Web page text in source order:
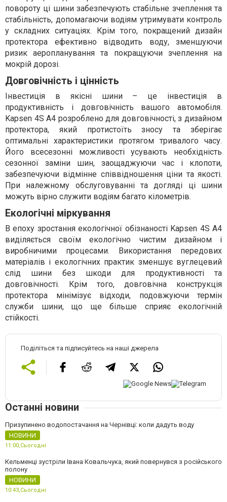
повороту ці шини забезпечують стабільне зчеплення та
стабільність, допомагаючи водіям утримувати контроль
у складних ситуаціях. Крім того, покращений дизайн
протектора ефективно відводить воду, зменшуючи
ризик аеропланування та покращуючи зчеплення на
мокрій дорозі.
Довговічність і цінність
Інвестиція в якісні шини – це інвестиція в
продуктивність і довговічність вашого автомобіля.
Kapsen 4S A4 розроблено для довговічності, з дизайном
протектора, який протистоїть зносу та зберігає
оптимальні характеристики протягом тривалого часу.
Його всесезонні можливості усувають необхідність
сезонної заміни шин, заощаджуючи час і клопоти,
забезпечуючи відмінне співвідношення ціни та якості.
При належному обслуговуванні та догляді ці шини
можуть вірно служити водіям багато кілометрів.
Екологічні міркування
В епоху зростання екологічної обізнаності Kapsen 4S A4
виділяється своїм екологічно чистим дизайном і
виробничими процесами. Використання передових
матеріалів і екологічних практик зменшує вуглецевий
слід шини без шкоди для продуктивності та
довговічності. Крім того, довговічна конструкція
протектора мінімізує відходи, подовжуючи термін
служби шини, що ще більше сприяє екологічній
стійкості.
Поділіться та підписуйтесь на наші джерела
Останні новини
Призупинено водопостачання на Чернівці: коли дадуть воду
НОВИНИ
11:00,Сьогодні
Кельменці зустріли Івана Ковальчука, який повернувся з російського
полону
НОВИНИ
10:43,Сьогодні